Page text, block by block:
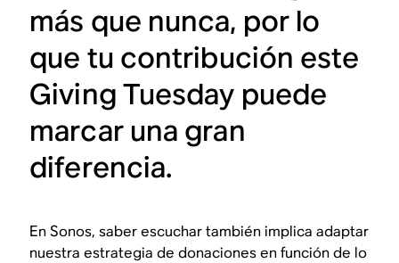
más que nunca, por lo
que tu contribución este
Giving Tuesday puede
marcar una gran
diferencia.
En Sonos, saber escuchar también implica adaptar
nuestra estrategia de donaciones en función de lo